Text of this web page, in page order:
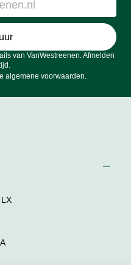
van VanWestreenen. Afmelden
algemene voorwaarden.